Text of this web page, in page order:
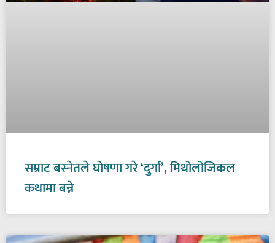
सम्राट बस्नेतले घोषणा गरे ‘दुर्गा’, मिथोलोजिकल
कथामा बन्ने